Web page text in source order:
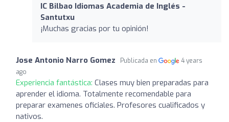
IC Bilbao Idiomas Academia de Inglés -
Santutxu
¡Muchas gracias por tu opinión!
Jose Antonio Narro Gomez Publicada en
4 years
ago
Experiencia fantástica: Clases muy bien preparadas para
aprender el idioma. Totalmente recomendable para
preparar examenes oficiales. Profesores cualificados y
nativos.